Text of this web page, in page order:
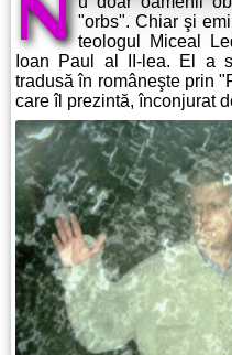
N "orbs". Chiar şi
teologul Miceal
Ioan Paul al II-lea. El a
tradusă în româneşte prin
care îl prezintă, înconjurat